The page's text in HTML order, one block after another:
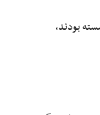
بودند،